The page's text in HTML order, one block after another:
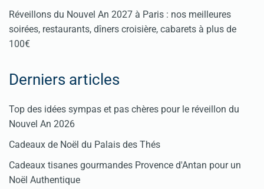
Réveillons du Nouvel An 2027 à Paris : nos meilleures
soirées, restaurants, dîners croisière, cabarets à plus de
100€
Derniers articles
Top des idées sympas et pas chères pour le réveillon du
Nouvel An 2026
Cadeaux de Noël du Palais des Thés
Cadeaux tisanes gourmandes Provence d'Antan pour un
Noël Authentique